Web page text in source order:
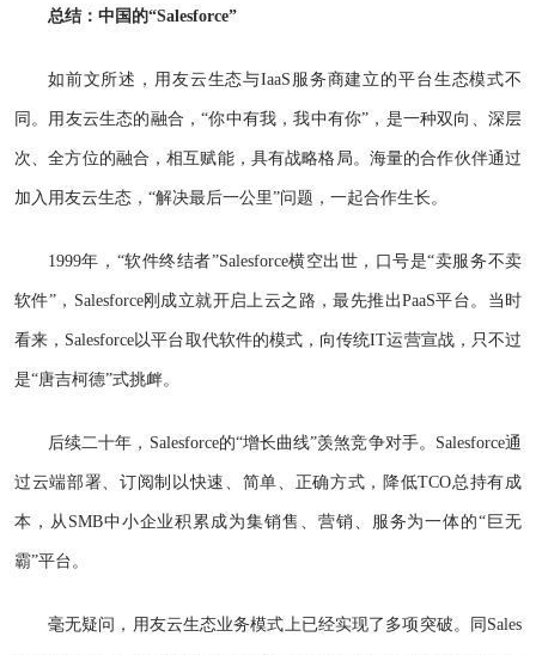
总结：中国的“Salesforce”
如前文所述，用友云生态与IaaS服务商建立的平台生态模式不
同。用友云生态的融合，“你中有我，我中有你”，是一种双向、深层
次、全方位的融合，相互赋能，具有战略格局。海量的合作伙伴通过
加入用友云生态，“解决最后一公里”问题，一起合作生长。
1999年，“软件终结者”Salesforce横空出世，口号是“卖服务不卖
软件”，Salesforce刚成立就开启上云之路，最先推出PaaS平台。当时
看来，Salesforce以平台取代软件的模式，向传统IT运营宣战，只不过
是“唐吉柯德”式挑衅。
后续二十年，Salesforce的“增长曲线”羡煞竞争对手。Salesforce通
过云端部署、订阅制以快速、简单、正确方式，降低TCO总持有成
本，从SMB中小企业积累成为集销售、营销、服务为一体的“巨无
霸”平台。
毫无疑问，用友云生态业务模式上已经实现了多项突破。同Sales